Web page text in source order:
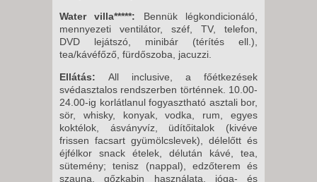
Water villa*****:
Bennük légkondicionáló,
mennyezeti ventilátor, széf, TV, telefon,
DVD lejátszó, minibár (térítés ell.),
tea/kávéfőző, fürdőszoba, jacuzzi.
Ellátás: All inclusive, a
főétkezések
svédasztalos rendszerben történnek. 10.00-
24.00-ig korlátlanul fogyasztható asztali bor,
sör, whisky, konyak, vodka, rum, egyes
koktélok, ásványvíz, üdítőitalok (kivéve
frissen facsart gyümölcslevek), délelőtt és
éjfélkor snack ételek, délután kávé, tea,
sütemény; tenisz (nappal), edzőterem és
szauna, gőzkabin használata, jóga- és